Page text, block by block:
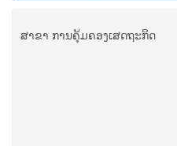
ສາຂາ ການຄຸ້ມຄອງເສດຖະກິດ